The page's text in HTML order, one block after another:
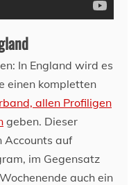
In England wird es
einen kompletten
allen Profiligen
geben. Dieser
Accounts auf
im Gegensatz
auch ein